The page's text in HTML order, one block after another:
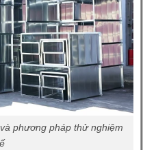
phương pháp thử nghiệm